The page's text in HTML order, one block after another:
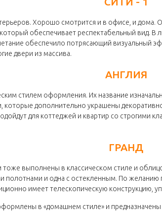
Хорошо смотрится и в офисе, и
обеспечивает респектабельный вид.
обеспечило потрясающий
двери из массива.
АНГЛИЯ
стилем оформления. Их название
дополнительно украшены
для коттеджей и квартир со
ГРАНД
выполнены в классическом стиле и
полотнами и одна с остекленным. По
имеет телескопическую
в «домашнем стиле» и